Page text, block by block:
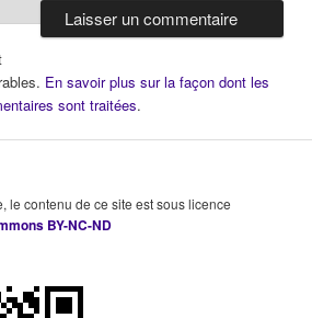
En savoir plus sur la façon dont les
sont traitées.
le contenu de ce site est sous licence
BY-NC-ND